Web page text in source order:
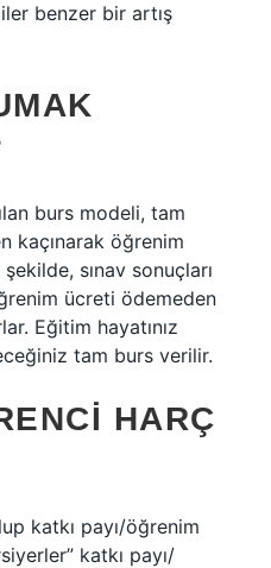
benzer bir artış
burs modeli, tam
kaçınarak öğrenim
sınav sonuçları
ücreti ödemeden
Eğitim hayatınız
tam burs verilir.
HARÇ
katkı payı/öğrenim
katkı payı/